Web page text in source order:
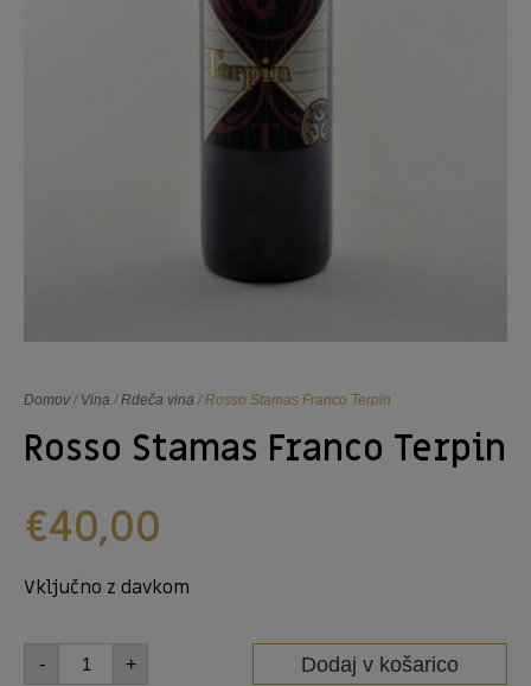
Domov/ Vina /Rdeča vina / Rosso Stamas Franco Terpin
Rosso Stamas Franco Terpin
€40,00
Vključno z davkom
- + Dodaj v košarico